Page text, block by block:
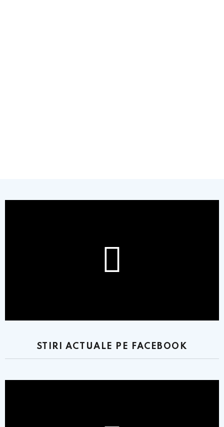
STIRI ACTUALE PE FACEBOOK